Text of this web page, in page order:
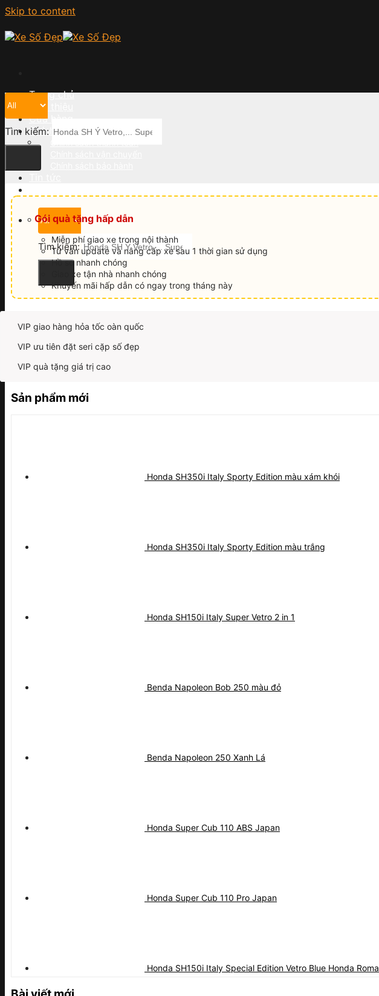
Skip to content
Trang chủ
Giới thiệu
Cửa hàng
Chính sách
Tìm kiếm:
Tìm kiếm:
Gói quà tặng hấp dẫn
Miễn phí giao xe trong nội thành
Tư vấn update và nâng cấp xe sau 1 thời gian sử dụng
Hồ sơ nhanh chóng
Giao xe tận nhà nhanh chóng
Khuyến mãi hấp dẫn có ngay trong tháng này
VIP giao hàng hỏa tốc oàn quốc
VIP ưu tiên đặt seri cặp số đẹp
VIP quà tặng giá trị cao
Sản phẩm mới
Honda SH350i Italy Sporty Edition màu xám khói
Honda SH350i Italy Sporty Edition màu trắng
Honda SH150i Italy Super Vetro 2 in 1
Benda Napoleon Bob 250 màu đỏ
Benda Napoleon 250 Xanh Lá
Honda Super Cub 110 ABS Japan
Honda Super Cub 110 Pro Japan
Honda SH150i Italy Special Edition Vetro Blue Honda Roma